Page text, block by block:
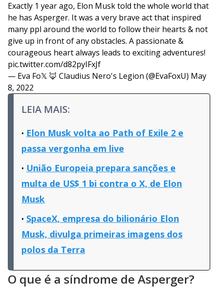
Exactly 1 year ago, Elon Musk told the whole world that
he has Asperger. It was a very brave act that inspired
many ppl around the world to follow their hearts & not
give up in front of any obstacles. A passionate &
courageous heart always leads to exciting adventures!
pic.twitter.com/d82pyIFxJf
— Eva Fo𝕏 🦊 Claudius Nero's Legion (@EvaFoxU) May
8, 2022
LEIA MAIS:
Elon Musk volta ao Path of Exile 2 e
passa vergonha em live
União Europeia prepara sanções e
multa de US$ 1 bi contra o X, de Elon
Musk
SpaceX, empresa do bilionário Elon
Musk, divulga primeiras imagens dos
polos da Terra
O que é a síndrome de Asperger?